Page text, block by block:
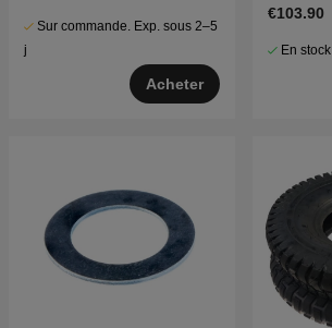
Sur commande. Exp. sous 2–5
j
Acheter
€103.90
En stock